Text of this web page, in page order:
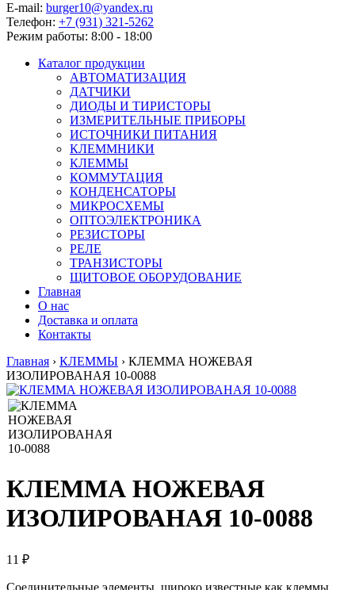
E-mail: burger10@yandex.ru
Телефон: +7 (931) 321-5262
Режим работы: 8:00 - 18:00
Каталог продукции
АВТОМАТИЗАЦИЯ
ДАТЧИКИ
ДИОДЫ И ТИРИСТОРЫ
ИЗМЕРИТЕЛЬНЫЕ ПРИБОРЫ
ИСТОЧНИКИ ПИТАНИЯ
КЛЕММНИКИ
КЛЕММЫ
КОММУТАЦИЯ
КОНДЕНСАТОРЫ
МИКРОСХЕМЫ
ОПТОЭЛЕКТРОНИКА
РЕЗИСТОРЫ
РЕЛЕ
ТРАНЗИСТОРЫ
ЩИТОВОЕ ОБОРУДОВАНИЕ
Главная
О нас
Доставка и оплата
Контакты
Главная › КЛЕММЫ › КЛЕММА НОЖЕВАЯ
ИЗОЛИРОВАНАЯ 10-0088
КЛЕММА НОЖЕВАЯ
ИЗОЛИРОВАНАЯ 10-0088
11 ₽
Соединительные элементы, широко известные как клеммы,